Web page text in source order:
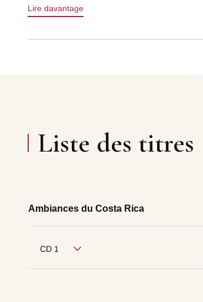
Lire davantage
Liste des titres
Ambiances du Costa Rica
CD 1